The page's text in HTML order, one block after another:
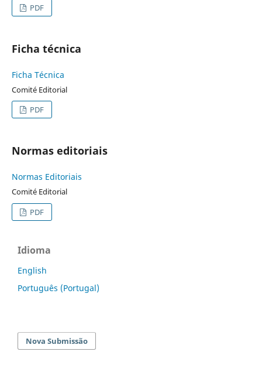
PDF
Ficha técnica
Ficha Técnica
Comité Editorial
PDF
Normas editoriais
Normas Editoriais
Comité Editorial
PDF
Idioma
English
Português (Portugal)
Nova Submissão